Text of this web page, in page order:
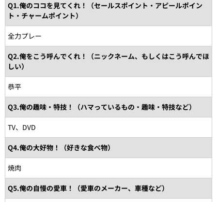
Q1.俺のココを見てくれ！（セールスポイント・アピールポイン
ト・チャームポイント）
全力プレー
Q2.俺をこう呼んでくれ！（ニックネーム、もしくはこう呼んでほ
しい）
恭平
Q3.俺の趣味・特技！（ハマっているもの・趣味・特技など）
TV、DVD
Q4.俺の大好物！（好きな食べ物）
焼肉
Q5.俺の自慢の愛車！（愛車のメーカー、車種など）